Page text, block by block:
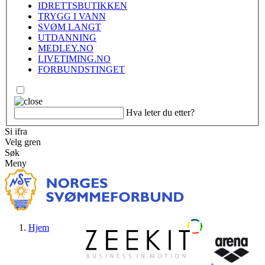
IDRETTSBUTIKKEN
TRYGG I VANN
SVØM LANGT
UTDANNING
MEDLEY.NO
LIVETIMING.NO
FORBUNDSTINGET
Hva leter du etter?
Si ifra
Velg gren
Søk
Meny
Hjem